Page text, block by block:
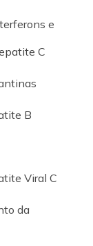
e
C
B
Viral C
da